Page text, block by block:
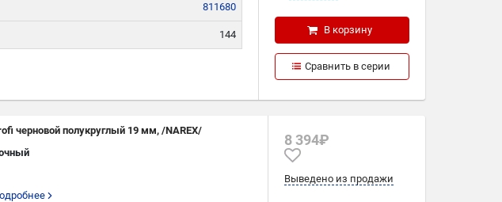
811680
144 В корзину
Сравнить в серии
черновой полукруглый 19 мм, /NAREX/
8 394₽
Выведено из продажи